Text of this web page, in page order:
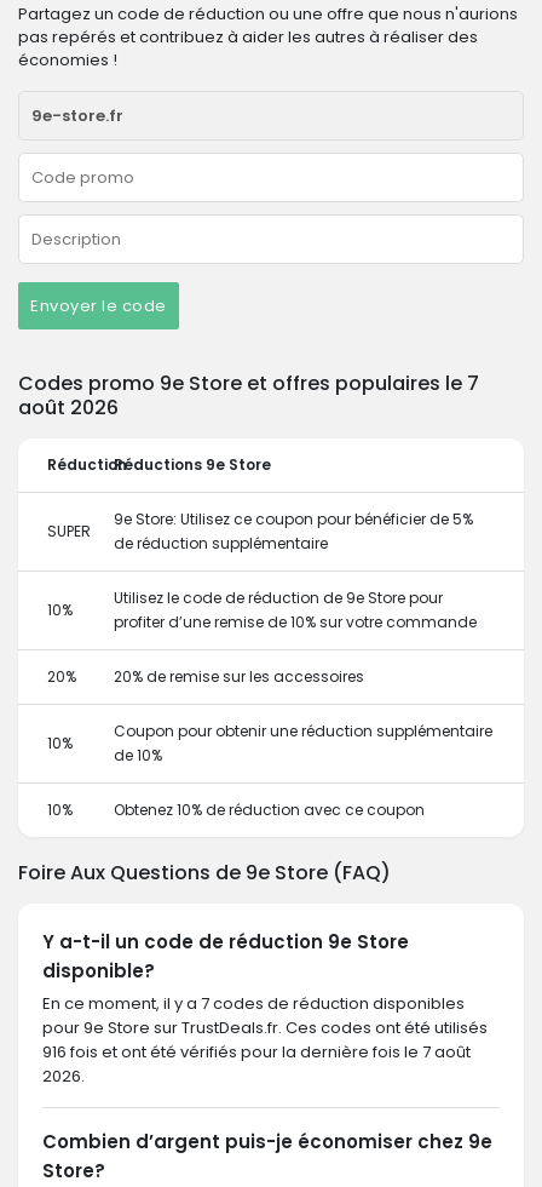
Partagez un code de réduction ou une offre que nous n'aurions
pas repérés et contribuez à aider les autres à réaliser des
économies !
Envoyer le code
Codes promo 9e Store et offres populaires le 7
août 2026
RéductionRéductions 9e Store
SUPER
9e Store: Utilisez ce coupon pour bénéficier de 5%
de réduction supplémentaire
10%
Utilisez le code de réduction de 9e Store pour
profiter d’une remise de 10% sur votre commande
20% 20% de remise sur les accessoires
10%
Coupon pour obtenir une réduction supplémentaire
de 10%
10% Obtenez 10% de réduction avec ce coupon
Foire Aux Questions de 9e Store (FAQ)
Y a-t-il un code de réduction 9e Store
disponible?
En ce moment, il y a 7 codes de réduction disponibles
pour 9e Store sur TrustDeals.fr. Ces codes ont été utilisés
916 fois et ont été vérifiés pour la dernière fois le 7 août
2026.
Combien d’argent puis-je économiser chez 9e
Store?